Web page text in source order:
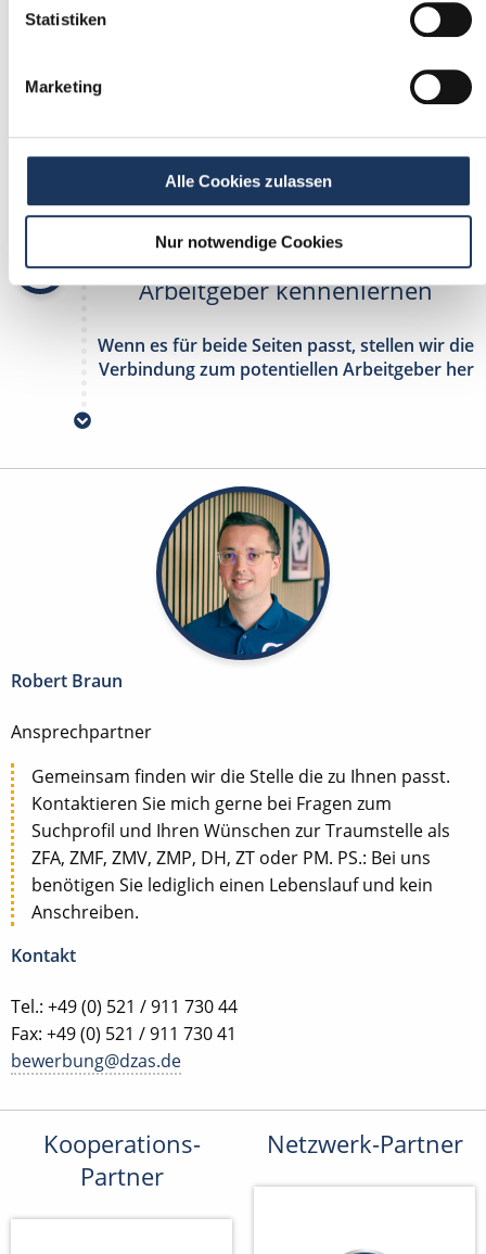
Statistiken
Marketing
Alle Cookies zulassen
Nur notwendige Cookies
Passende Stellenangebote
stetig neue Stellenangebote erhalten
ohne selbst zu suchen
3
Arbeitgeber kennenlernen
Wenn es für beide Seiten passt, stellen wir die
Verbindung zum potentiellen Arbeitgeber her
Robert Braun
Ansprechpartner
Gemeinsam finden wir die Stelle die zu Ihnen passt.
Kontaktieren Sie mich gerne bei Fragen zum
Suchprofil und Ihren Wünschen zur Traumstelle als
ZFA, ZMF, ZMV, ZMP, DH, ZT oder PM. PS.: Bei uns
benötigen Sie lediglich einen Lebenslauf und kein
Anschreiben.
Kontakt
Tel.: +49 (0) 521 / 911 730 44
Fax: +49 (0) 521 / 911 730 41
bewerbung@dzas.de
Kooperations-
Partner
Netzwerk-Partner